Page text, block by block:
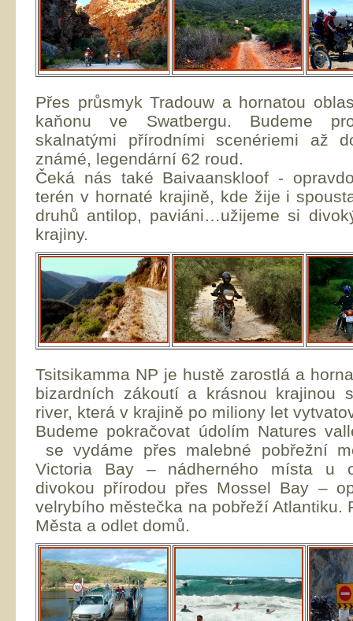
Přes průsmyk Tradouw a hornatou
kaňonu ve Swatbergu. Budeme
skalnatými přírodními scenériemi až
známé, legendární 62 roud.
Čeká nás také Baivaanskloof -
terén v hornaté krajině, kde žije i
druhů antilop, paviáni…užijeme si
krajiny.
Tsitsikamma NP je hustě zarostlá a
bizardních zákoutí a krásnou krajinou
river, která v krajině po miliony let
Budeme pokračovat údolím Natures
se vydáme přes malebné pobřežní
Victoria Bay – nádherného místa u
divokou přírodou přes Mossel Bay –
velrybího městečka na pobřeží Atlantiku.
Města a odlet domů.